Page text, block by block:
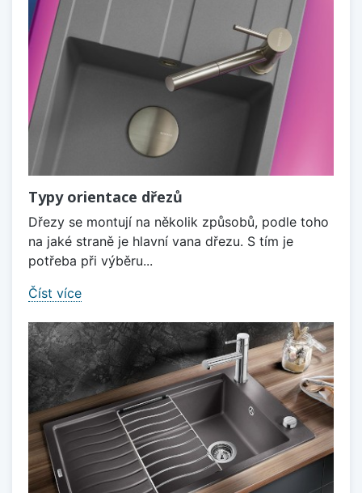
Typy orientace dřezů
Dřezy se montují na několik způsobů, podle toho
na jaké straně je hlavní vana dřezu. S tím je
potřeba při výběru...
Číst více